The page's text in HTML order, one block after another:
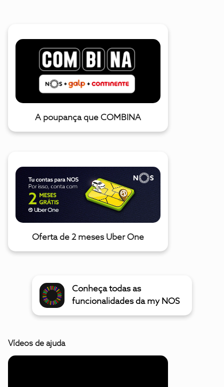
A poupança que COMBINA
Oferta de 2 meses Uber One
Conheça todas as
funcionalidades da my NOS
Vídeos de ajuda